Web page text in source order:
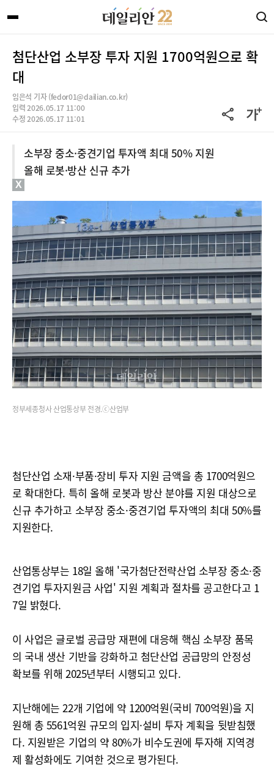
첨단산업 소부장 투자 지원 1700억원으로 확
대
임은석 기자 (fedor01@dailian.co.kr)
입력 2026.05.17 11:00
수정 2026.05.17 11:01
소부장 중소·중견기업 투자액 최대 50% 지원
올해 로봇·방산 신규 추가
정부세종청사 산업통상부 전경.ⓒ산업부
첨단산업 소재·부품·장비 투자 지원 금액을 총 1700억원으
로 확대한다. 특히 올해 로봇과 방산 분야를 지원 대상으로
신규 추가하고 소부장 중소·중견기업 투자액의 최대 50%를
지원한다.
산업통상부는 18일 올해 '국가첨단전략산업 소부장 중소·중
견기업 투자지원금 사업' 지원 계획과 절차를 공고한다고 1
7일 밝혔다.
이 사업은 글로벌 공급망 재편에 대응해 핵심 소부장 품목
의 국내 생산 기반을 강화하고 첨단산업 공급망의 안정성
확보를 위해 2025년부터 시행되고 있다.
지난해에는 22개 기업에 약 1200억원(국비 700억원)을 지
원해 총 5561억원 규모의 입지·설비 투자 계획을 뒷받침했
다. 지원받은 기업의 약 80%가 비수도권에 투자해 지역경
제 활성화에도 기여한 것으로 평가된다.
X